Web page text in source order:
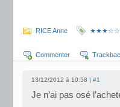
RICE Anne ★★★☆☆
Commenter
13/12/2012 à 10:58 | #1
Je n’ai pas osé